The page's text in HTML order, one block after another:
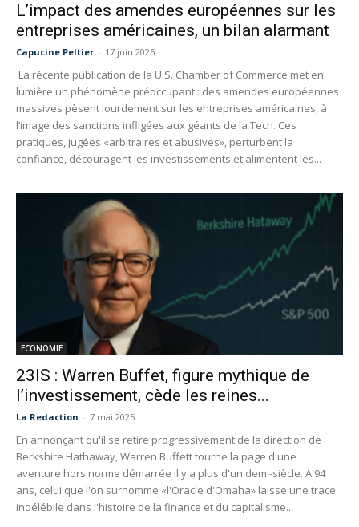
L’impact des amendes européennes sur les
entreprises américaines, un bilan alarmant
Capucine Peltier - 17 juin 2025
La récente publication de la U.S. Chamber of Commerce met en
lumière un phénomène préoccupant : des amendes européennes
massives pèsent lourdement sur les entreprises américaines, à
l’image des sanctions infligées aux géants de la Tech. Ces
pratiques, jugées «arbitraires et abusives», perturbent la
confiance, découragent les investissements et alimentent les...
ECONOMIE
23IS : Warren Buffet, figure mythique de
l’investissement, cède les reines...
La Redaction - 7 mai 2025
En annonçant qu'il se retire progressivement de la direction de
Berkshire Hathaway, Warren Buffett tourne la page d'une
aventure hors norme démarrée il y a plus d'un demi-siècle. À 94
ans, celui que l'on surnomme «l'Oracle d'Omaha» laisse une trace
indélébile dans l'histoire de la finance et du capitalisme...